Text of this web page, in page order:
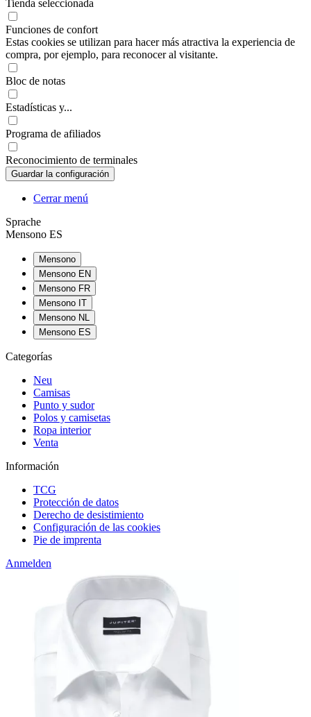
Tienda seleccionada
Funciones de confort
Estas cookies se utilizan para hacer más atractiva la experiencia de
compra, por ejemplo, para reconocer al visitante.
Bloc de notas
Estadísticas y...
Programa de afiliados
Reconocimiento de terminales
Cerrar menú
Sprache
Mensono ES
Mensono
Mensono EN
Mensono FR
Mensono IT
Mensono NL
Mensono ES
Categorías
Neu
Camisas
Punto y sudor
Polos y camisetas
Ropa interior
Venta
Información
TCG
Protección de datos
Derecho de desistimiento
Configuración de las cookies
Pie de imprenta
Anmelden